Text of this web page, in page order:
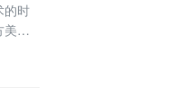
的时
美学
“向